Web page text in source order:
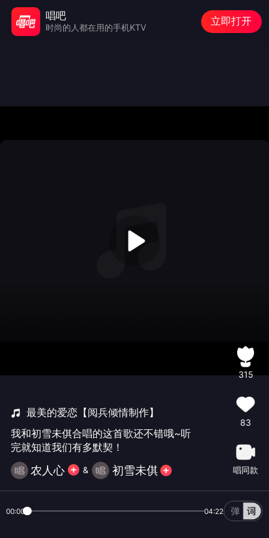
最美的爱恋【阅兵倾情制作】
我和初雪未倛合唱的这首歌还不错哦~听
完就知道我们有多默契！
农人心 & 初雪未倛
315
83
唱同款
00:00 04:22
唱吧
时尚的人都在用的手机KTV
立即打开